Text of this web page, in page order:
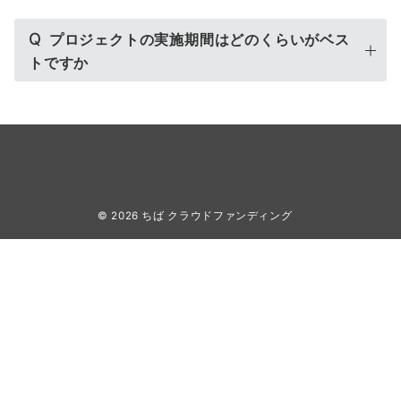
Q プロジェクトの実施期間はどのくらいがベス
トですか
© 2026 ちば クラウドファンディング